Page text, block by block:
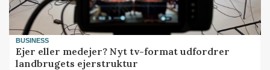
BUSINESS
Ejer eller medejer? Nyt tv-format udfordrer
landbrugets ejerstruktur